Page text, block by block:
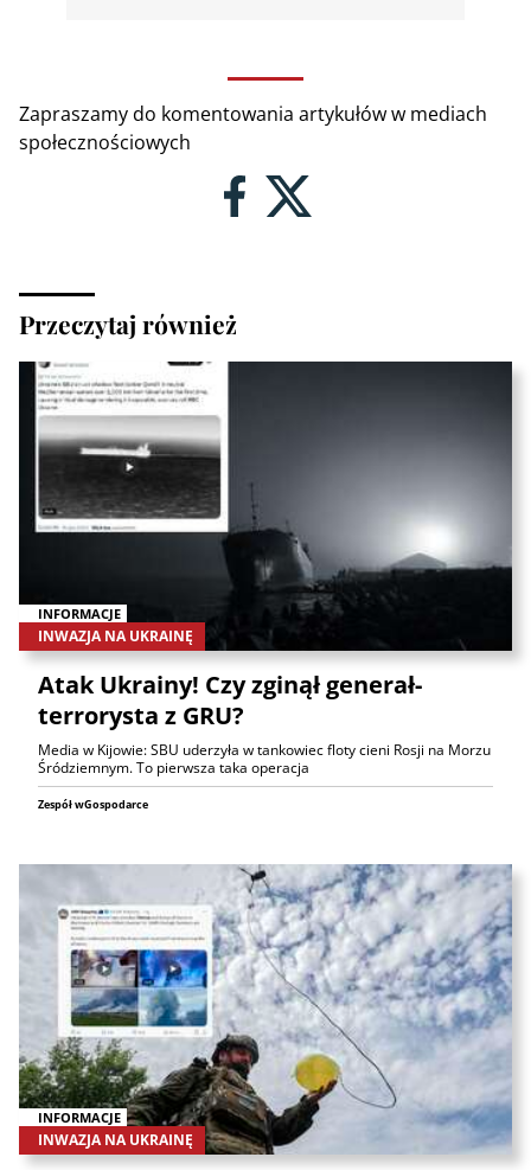
Zapraszamy do komentowania artykułów w mediach
społecznościowych
Przeczytaj również
INFORMACJE
INWAZJA NA UKRAINĘ
Atak Ukrainy! Czy zginął generał-
terrorysta z GRU?
Media w Kijowie: SBU uderzyła w tankowiec floty cieni Rosji na Morzu
Śródziemnym. To pierwsza taka operacja
Zespół wGospodarce
INFORMACJE
INWAZJA NA UKRAINĘ